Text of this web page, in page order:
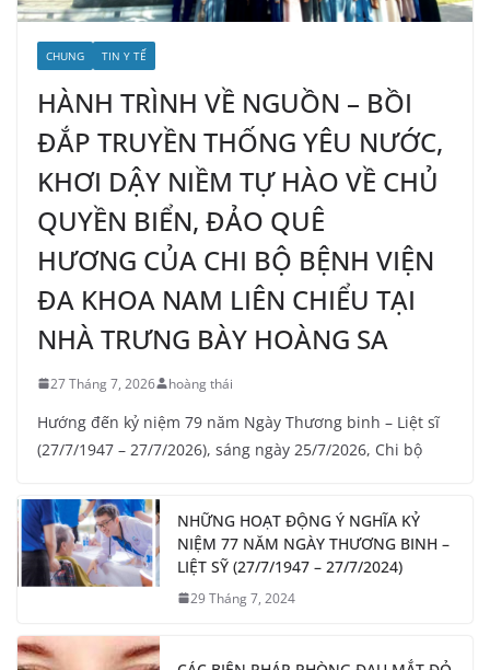
CHUNG TIN Y TẾ
HÀNH TRÌNH VỀ NGUỒN – BỒI
ĐẮP TRUYỀN THỐNG YÊU NƯỚC,
KHƠI DẬY NIỀM TỰ HÀO VỀ CHỦ
QUYỀN BIỂN, ĐẢO QUÊ
HƯƠNG CỦA CHI BỘ BỆNH VIỆN
ĐA KHOA NAM LIÊN CHIỂU TẠI
NHÀ TRƯNG BÀY HOÀNG SA
27 Tháng 7, 2026 hoàng thái
Hướng đến kỷ niệm 79 năm Ngày Thương binh – Liệt sĩ
(27/7/1947 – 27/7/2026), sáng ngày 25/7/2026, Chi bộ
NHỮNG HOẠT ĐỘNG Ý NGHĨA KỶ
NIỆM 77 NĂM NGÀY THƯƠNG BINH –
LIỆT SỸ (27/7/1947 – 27/7/2024)
29 Tháng 7, 2024